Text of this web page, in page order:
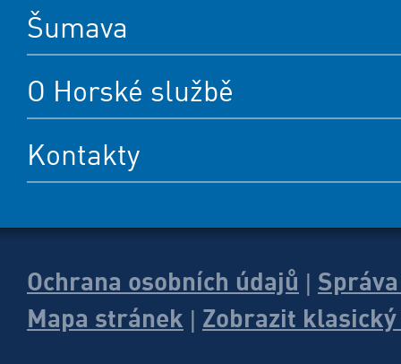
Šumava
O Horské službě
Kontakty
Ochrana osobních údajů
Mapa stránek
Zobrazit